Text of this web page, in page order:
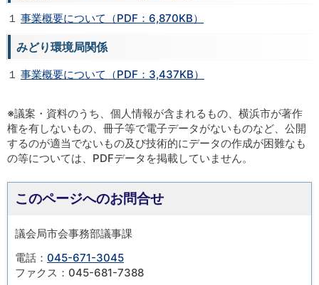
１ 事業概要について（PDF：6,870KB）
みどり環境局関係
１ 事業概要について（PDF：3,437KB）
※議案・資料のうち、個人情報が含まれるもの、横浜市が著作
権を有しないもの、冊子等で電子データがないものなど、公開
するのが適当でないもの及び技術的にデータの作成が困難なも
の等については、PDFデータを掲載していません。
このページへのお問合せ
議会局市会事務部議事課
電話： 045-671-3045
ファクス：045-681-7388